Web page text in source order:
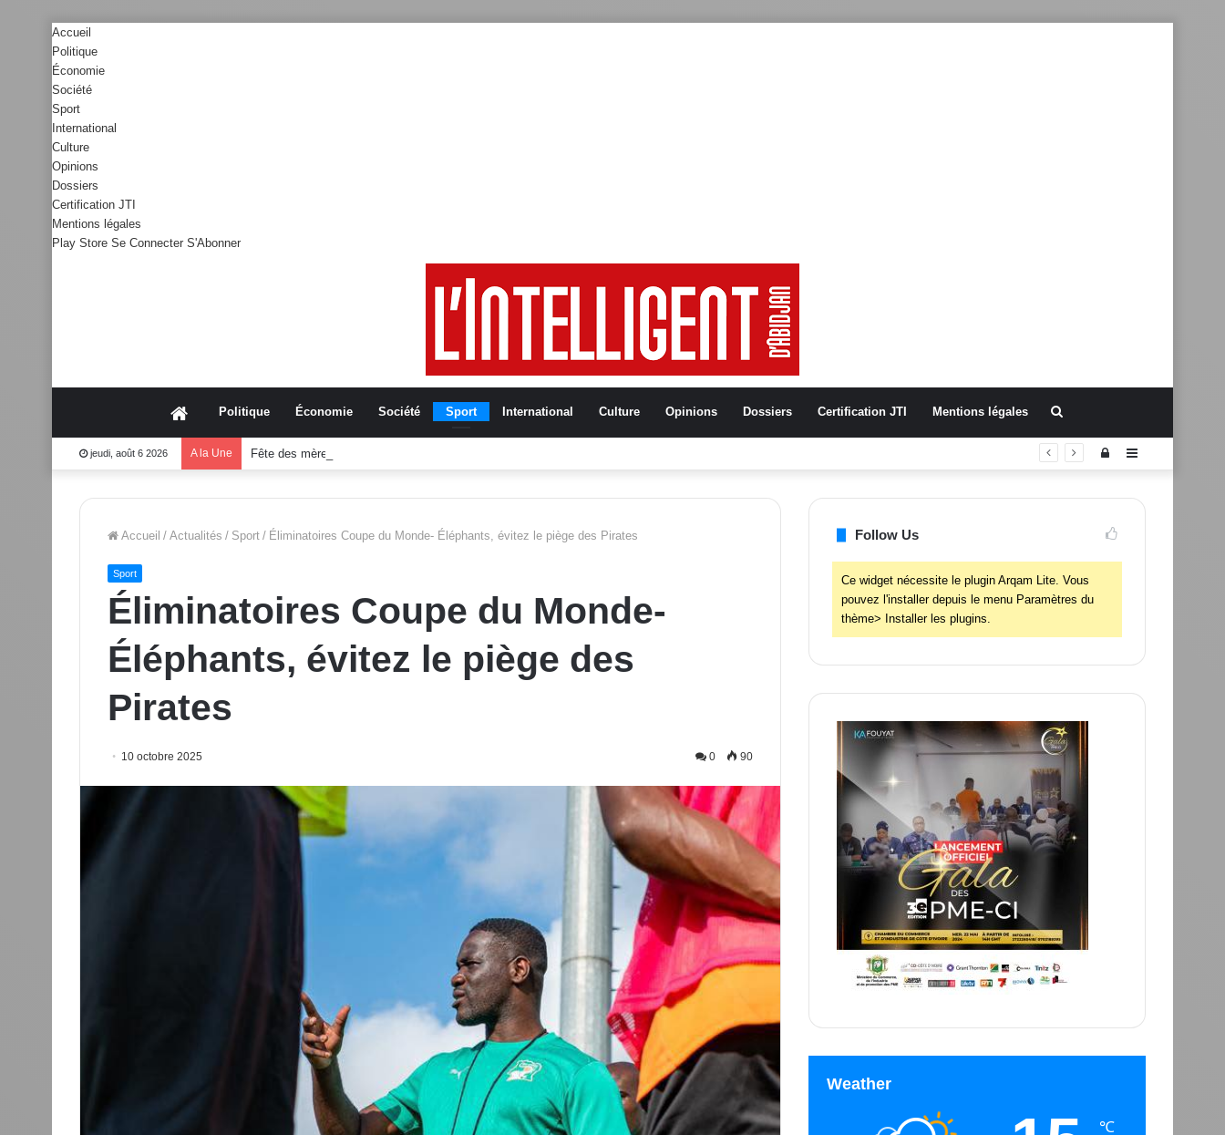
Accueil
Politique
Économie
Société
Sport
International
Culture
Opinions
Dossiers
Certification JTI
Mentions légales
Play Store Se Connecter S'Abonner
AccueilPolitique Économie Société Sport International Culture Opinions Dossiers Certification JTI Mentions légales
jeudi, août 6 2026 A la Une Fête des mères 2026:Moussa Traoré Koudougou rend hommage aux femmes de Morondo Sidebar
Connexion
Accueil / Actualités / Sport / Éliminatoires Coupe du Monde- Éléphants, évitez le piège des Pirates
Sport
Éliminatoires Coupe du Monde-
Éléphants, évitez le piège des
Pirates
10 octobre 2025 0 90
Follow Us
Ce widget nécessite le plugin Arqam Lite. Vous
pouvez l'installer depuis le menu Paramètres du
thème> Installer les plugins.
Weather
℃